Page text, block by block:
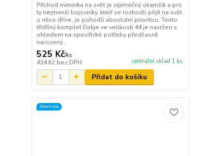
Příchod miminka na svět je výjimečný okamžik a pro
ty nejmenší bojovníky, kteří se rozhodli přijít na svět
o něco dříve, je pohodlí absolutní prioritou. Tento
třídílný komplet Dirkje ve velikosti 44 je navržen s
ohledem na specifické potřeby předčasně
narozený...
525 Kč/ks
434 Kč bez DPH centrální sklad 1 ks
Přidat do košíku
Novinka